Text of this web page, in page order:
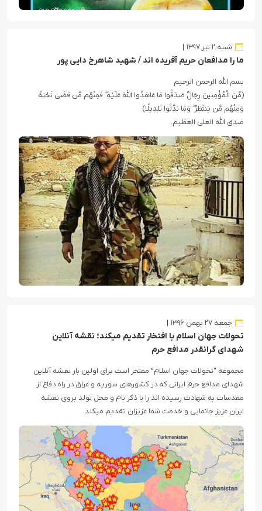
شنبه ۲ تیر ۱۳۹۷
ما را مدافعان حریم آفریده اند / شهید شاهرخ دایی پور
بسم الله الرحمن الرحیم
(مِّنَ الْمُؤْمِنِینَ رِجَالٌ صَدَقُوا مَا عَاهَدُوا اللَّهَ عَلَیْهِ ۖ فَمِنْهُم مَّن قَضَىٰ نَحْبَهُ
وَمِنْهُم مَّن یَنتَظِرُ ۖ وَمَا بَدَّلُوا تَبْدِیلًا)
صدق الله العلی العظیم.
جمعه ۲۷ بهمن ۱۳۹۶
تحولات جهان اسلام با افتخار تقدیم میکند؛ نقشه آنلاین
شهدای گرانقدر مدافع حرم
مجموعه “تحولات جهان اسلام” مفتخر است برای اولین بار نقشه آنلاین
شهدای مدافع حرم ایرانی که در کشورهای سوریه و عراق در راه دفاع از
مقدسات به شهادت رسیده اند را با ذکر نام و محل تولد بروی نقشه
ایران عزیز جانمایی و خدمت شما عزیزان تقدیم میکند.